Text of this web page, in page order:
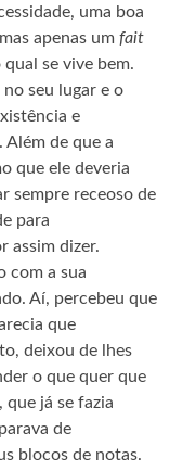
uma boa
apenas umfait
se vive bem.
no seu lugar e o
e
de que a
que ele deveria
sempre receoso de
para
assim dizer.
com a sua
Aí, percebeu que
que
deixou de lhes
o que quer que
já se fazia
de
blocos de notas.